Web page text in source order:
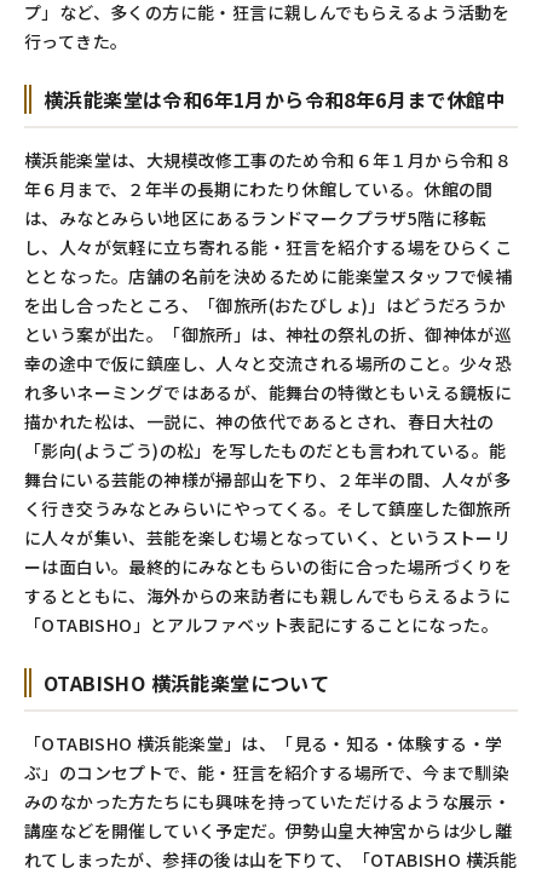
プ」など、多くの方に能・狂言に親しんでもらえるよう活動を
行ってきた。
横浜能楽堂は令和6年1月から令和8年6月まで休館中
横浜能楽堂は、大規模改修工事のため令和６年１月から令和８
年６月まで、２年半の長期にわたり休館している。休館の間
は、みなとみらい地区にあるランドマークプラザ5階に移転
し、人々が気軽に立ち寄れる能・狂言を紹介する場をひらくこ
ととなった。店舗の名前を決めるために能楽堂スタッフで候補
を出し合ったところ、「御旅所(おたびしょ)」はどうだろうか
という案が出た。「御旅所」は、神社の祭礼の折、御神体が巡
幸の途中で仮に鎮座し、人々と交流される場所のこと。少々恐
れ多いネーミングではあるが、能舞台の特徴ともいえる鏡板に
描かれた松は、一説に、神の依代であるとされ、春日大社の
「影向(ようごう)の松」を写したものだとも言われている。能
舞台にいる芸能の神様が掃部山を下り、２年半の間、人々が多
く行き交うみなとみらいにやってくる。そして鎮座した御旅所
に人々が集い、芸能を楽しむ場となっていく、というストーリ
ーは面白い。最終的にみなともらいの街に合った場所づくりを
するとともに、海外からの来訪者にも親しんでもらえるように
「OTABISHO」とアルファベット表記にすることになった。
OTABISHO 横浜能楽堂について
「OTABISHO 横浜能楽堂」は、「見る・知る・体験する・学
ぶ」のコンセプトで、能・狂言を紹介する場所で、今まで馴染
みのなかった方たちにも興味を持っていただけるような展示・
講座などを開催していく予定だ。伊勢山皇大神宮からは少し離
れてしまったが、参拝の後は山を下りて、「OTABISHO 横浜能